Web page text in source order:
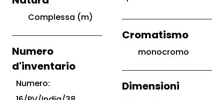
Complessa (m)
Numero
d'inventario
Numero:
Cromatismo
monocromo
Dimensioni